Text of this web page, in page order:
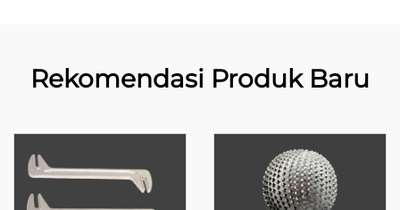
Rekomendasi Produk Baru